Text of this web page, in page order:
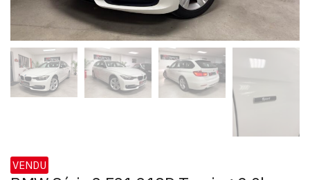
VENDU